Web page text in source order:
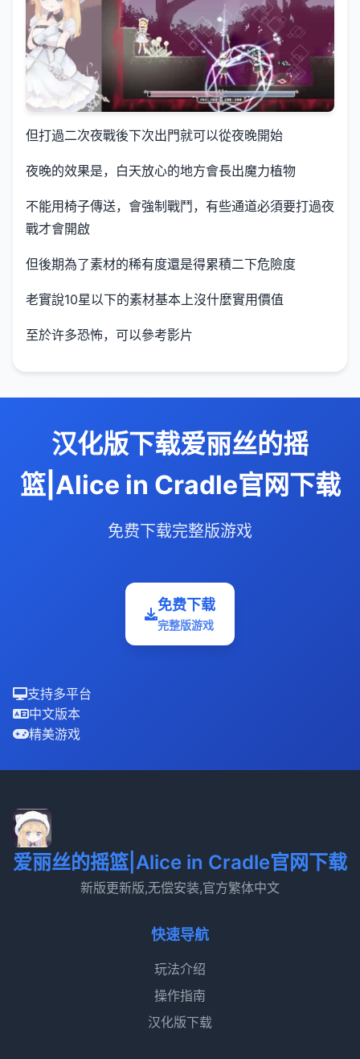
但打過二次夜戰後下次出門就可以從夜晚開始
夜晚的效果是，白天放心的地方會長出魔力植物
不能用椅子傳送，會強制戰鬥，有些通道必須要打過夜
戰才會開啟
但後期為了素材的稀有度還是得累積二下危險度
老實說10星以下的素材基本上沒什麼實用價值
至於许多恐怖，可以參考影片
汉化版下载爱丽丝的摇
篮|Alice in Cradle官网下载
免费下载完整版游戏
免费下载
完整版游戏
支持多平台
中文版本
精美游戏
爱丽丝的摇篮|Alice in Cradle官网下载
新版更新版,无偿安装,官方繁体中文
快速导航
玩法介绍
操作指南
汉化版下载